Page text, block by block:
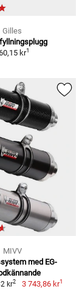
Gilles
kr1
MIVV
med EG-
kr2 3 743,86 kr1